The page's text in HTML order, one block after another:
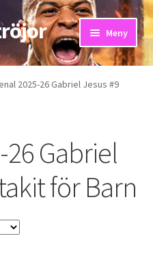
Meny
2025-26 Gabriel Jesus #9
Gabriel
för Barn